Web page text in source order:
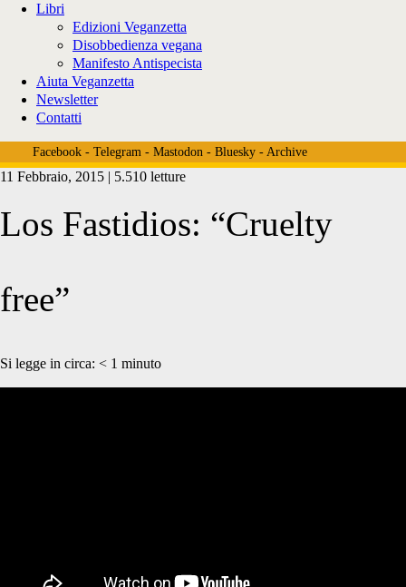
Libri
Edizioni Veganzetta
Disobbedienza vegana
Manifesto Antispecista
Aiuta Veganzetta
Newsletter
Contatti
Facebook- Telegram- Mastodon- Bluesky- Archive
11 Febbraio, 2015 | 5.510 letture
Los Fastidios: “Cruelty
free”
Si legge in circa: < 1 minuto